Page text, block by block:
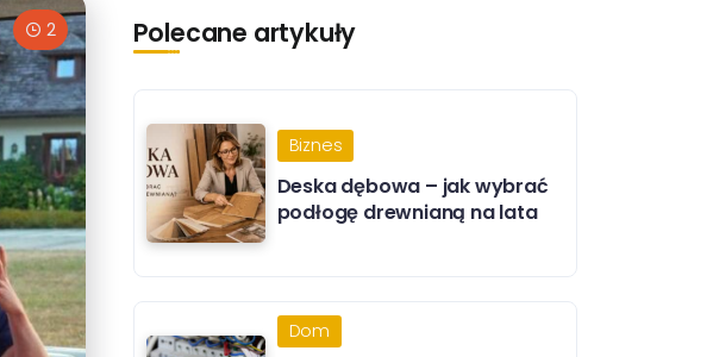
2 Polecane artykuły
Biznes
Deska dębowa – jak wybrać
podłogę drewnianą na lata
Dom